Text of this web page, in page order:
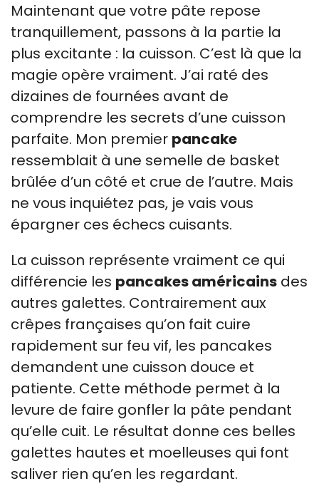
Maintenant que votre pâte repose
tranquillement, passons à la partie la
plus excitante : la cuisson. C’est là que la
magie opère vraiment. J’ai raté des
dizaines de fournées avant de
comprendre les secrets d’une cuisson
parfaite. Mon premier pancake
ressemblait à une semelle de basket
brûlée d’un côté et crue de l’autre. Mais
ne vous inquiétez pas, je vais vous
épargner ces échecs cuisants.
La cuisson représente vraiment ce qui
différencie les pancakes américains des
autres galettes. Contrairement aux
crêpes françaises qu’on fait cuire
rapidement sur feu vif, les pancakes
demandent une cuisson douce et
patiente. Cette méthode permet à la
levure de faire gonfler la pâte pendant
qu’elle cuit. Le résultat donne ces belles
galettes hautes et moelleuses qui font
saliver rien qu’en les regardant.